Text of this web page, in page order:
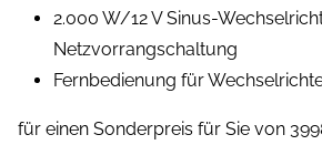
2.000 W/12 V Sinus-
Netzvorrangschaltung
Fernbedienung für
für einen Sonderpreis für Sie von